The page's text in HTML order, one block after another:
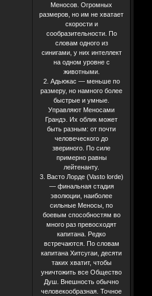
Меносов. Огромных
размеров, но им не хватает
скорости и
сообразительности. По
словам одного из
синигами, у них интеллект
на одном уровне с
животными.
2. Адьюкас — меньше по
размеру, но намного более
быстрые и умные.
Управляют Меносами
Грандэ. Их облик может
быть разным: от почти
человеческого до
звериного. По силе
примерно равны
лейтенанту.
3. Васто Лорде (Vasto lorde)
— финальная стадия
эволюции, наиболее
сильные Меносы, по
боевым способностям во
много раз превосходят
капитана. Редко
встречаются. По словам
капитана Хитсугаи, десяти
таких хватит, чтобы
уничтожить все Общество
Душ. Внешность обычно
человекообразная. Точное